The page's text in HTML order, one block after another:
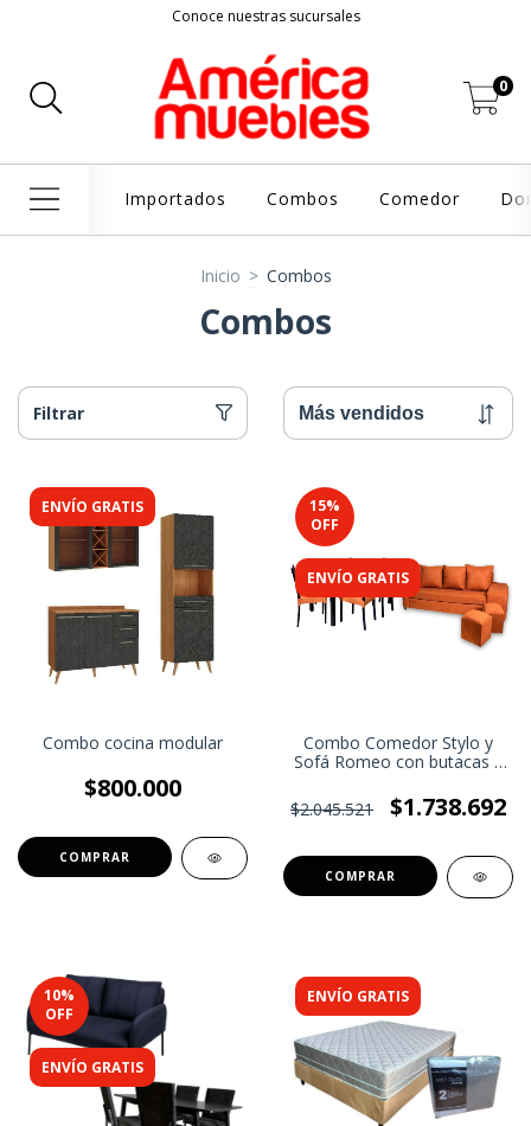
Conoce nuestras sucursales
0
Importados Combos Comedor
Inicio > Combos
Combos
Filtrar
ENVÍO GRATIS
Combo cocina modular
$800.000
COMPRAR
15%
OFF
ENVÍO GRATIS
Combo Comedor Stylo y
Sofá Romeo con butacas |
$2.045.521
$1.738.692
10%
OFF
ENVÍO GRATIS
ENVÍO GRATIS